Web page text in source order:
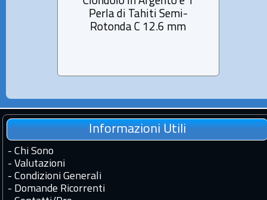
Perla di Tahiti Semi-
Rotonda C 12.6 mm
Informazioni Utili
- Chi Sono
- Valutazioni
- Condizioni Generali
- Domande Ricorrenti